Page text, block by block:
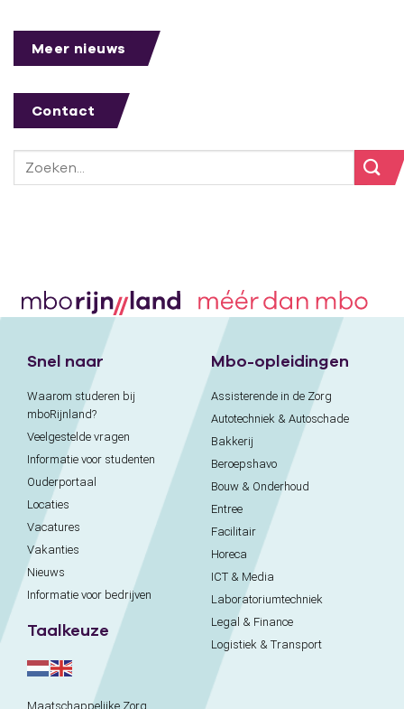
Meer nieuws
Contact
Snel naar
Waarom studeren bij
mboRijnland?
Veelgestelde vragen
Informatie voor studenten
Ouderportaal
Locaties
Vacatures
Vakanties
Nieuws
Informatie voor bedrijven
Taalkeuze
Mbo-opleidingen
Assisterende in de Zorg
Autotechniek & Autoschade
Bakkerij
Beroepshavo
Bouw & Onderhoud
Entree
Facilitair
Horeca
ICT & Media
Laboratoriumtechniek
Legal & Finance
Logistiek & Transport
Maatschappelijke Zorg